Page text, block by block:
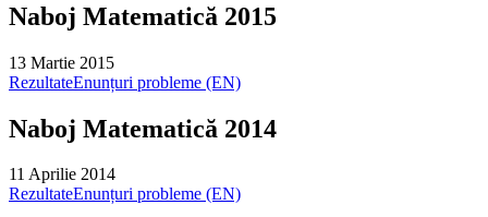
Naboj Matematică 2015
13 Martie 2015
RezultateEnunțuri probleme (EN)
Naboj Matematică 2014
11 Aprilie 2014
RezultateEnunțuri probleme (EN)